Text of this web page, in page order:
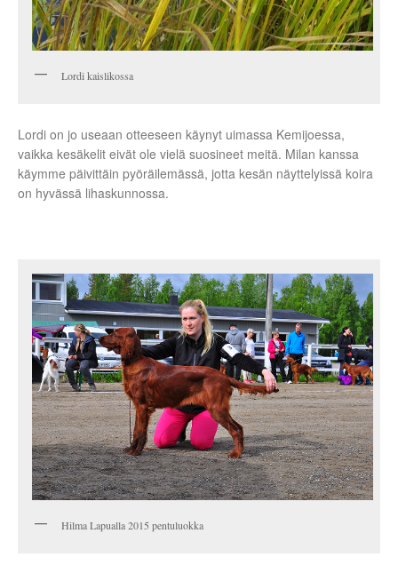
Lordi kaislikossa
Lordi on jo useaan otteeseen käynyt uimassa Kemijoessa,
vaikka kesäkelit eivät ole vielä suosineet meitä. Milan kanssa
käymme päivittäin pyöräilemässä, jotta kesän näyttelyissä koira
on hyvässä lihaskunnossa.
Hilma Lapualla 2015 pentuluokka